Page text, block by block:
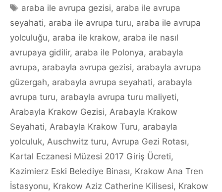
Tags
araba ile avrupa gezisi, araba ile avrupa
seyahati, araba ile avrupa turu, araba ile avrupa
yolculuğu, araba ile krakow, araba ile nasıl
avrupaya gidilir, araba ile Polonya, arabayla
avrupa, arabayla avrupa gezisi, arabayla avrupa
güzergah, arabayla avrupa seyahati, arabayla
avrupa turu, arabayla avrupa turu maliyeti,
Arabayla Krakow Gezisi, Arabayla Krakow
Seyahati, Arabayla Krakow Turu, arabayla
yolculuk, Auschwitz turu, Avrupa Gezi Rotası,
Kartal Eczanesi Müzesi 2017 Giriş Ücreti,
Kazimierz Eski Belediye Binası, Krakow Ana Tren
İstasyonu, Krakow Aziz Catherine Kilisesi, Krakow